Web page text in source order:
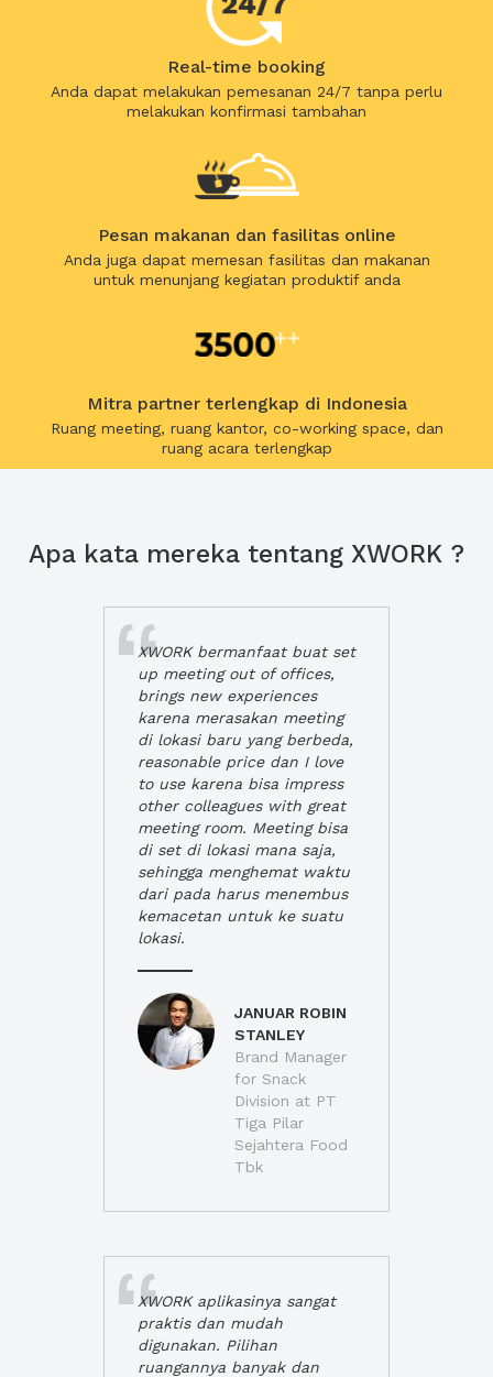
Real-time booking
Anda dapat melakukan pemesanan 24/7 tanpa perlu
melakukan konfirmasi tambahan
Pesan makanan dan fasilitas online
Anda juga dapat memesan fasilitas dan makanan
untuk menunjang kegiatan produktif anda
Mitra partner terlengkap di Indonesia
Ruang meeting, ruang kantor, co-working space, dan
ruang acara terlengkap
Apa kata mereka tentang XWORK ?
XWORK bermanfaat buat set
up meeting out of offices,
brings new experiences
karena merasakan meeting
di lokasi baru yang berbeda,
reasonable price dan I love
to use karena bisa impress
other colleagues with great
meeting room. Meeting bisa
di set di lokasi mana saja,
sehingga menghemat waktu
dari pada harus menembus
kemacetan untuk ke suatu
lokasi.
JANUAR ROBIN
STANLEY
Brand Manager
for Snack
Division at PT
Tiga Pilar
Sejahtera Food
Tbk
XWORK aplikasinya sangat
praktis dan mudah
digunakan. Pilihan
ruangannya banyak dan